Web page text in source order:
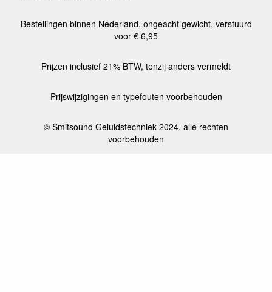
Bestellingen binnen Nederland, ongeacht gewicht, verstuurd
voor € 6,95
Prijzen inclusief 21% BTW, tenzij anders vermeldt
Prijswijzigingen en typefouten voorbehouden
© Smitsound Geluidstechniek 2024, alle rechten
voorbehouden